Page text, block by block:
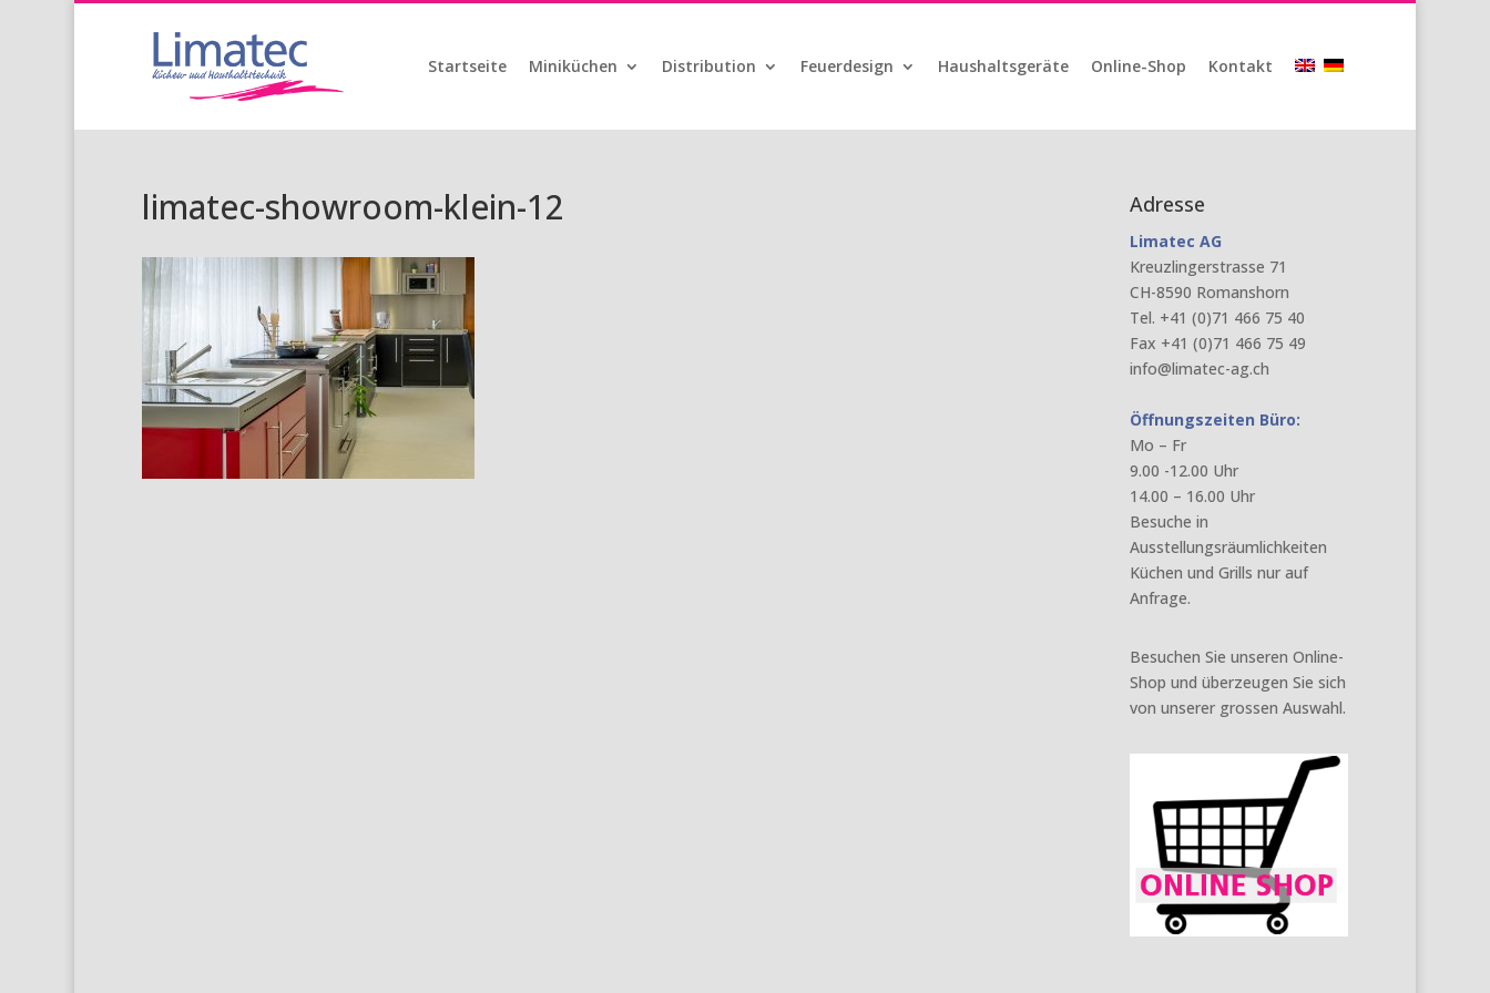
Startseite Miniküchen Distribution Feuerdesign Haushaltsgeräte Online-Shop Kontakt
limatec-showroom-klein-12 Adresse
Limatec AG
Kreuzlingerstrasse 71
CH-8590 Romanshorn
Tel. +41 (0)71 466 75 40
Fax +41 (0)71 466 75 49
info@limatec-ag.ch
Öffnungszeiten Büro:
Mo – Fr
9.00 -12.00 Uhr
14.00 – 16.00 Uhr
Besuche in
Ausstellungsräumlichkeiten
Küchen und Grills nur auf
Anfrage.
Besuchen Sie unseren Online-
Shop und überzeugen Sie sich
von unserer grossen Auswahl.